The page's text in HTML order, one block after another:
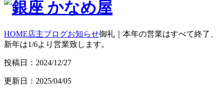
HOME店主ブログお知らせ御礼｜本年の営業はすべて終了、
新年は1/6より営業致します。
投稿日：2024/12/27
更新日：2025/04/05